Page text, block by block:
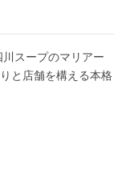
スープのマリアー
と店舗を構える本格